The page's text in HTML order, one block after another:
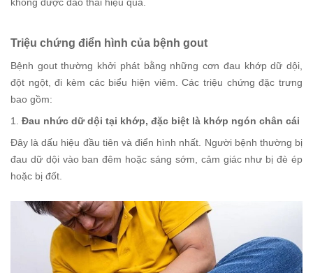
Triệu chứng điển hình của bệnh gout
Bệnh gout thường khởi phát bằng những cơn đau khớp dữ dội,
đột ngột, đi kèm các biểu hiện viêm. Các triệu chứng đặc trưng
bao gồm:
1. Đau nhức dữ dội tại khớp, đặc biệt là khớp ngón chân cái
Đây là dấu hiệu đầu tiên và điển hình nhất. Người bệnh thường bị
đau dữ dội vào ban đêm hoặc sáng sớm, cảm giác như bị đè ép
hoặc bị đốt.